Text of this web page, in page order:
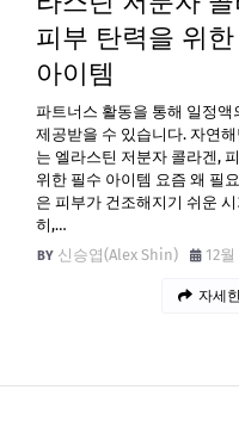
피부 탄력을 위
아이템
파트너스 활동을 통해 일정액
제공받을 수 있습니다. 자연
는 엘라스틴 저분자 콜라겐,
위한 필수 아이템 요즘 왜 필
은 피부가 건조해지기 쉬운
히,…
신승엽(Alex Shin)
12월
자세